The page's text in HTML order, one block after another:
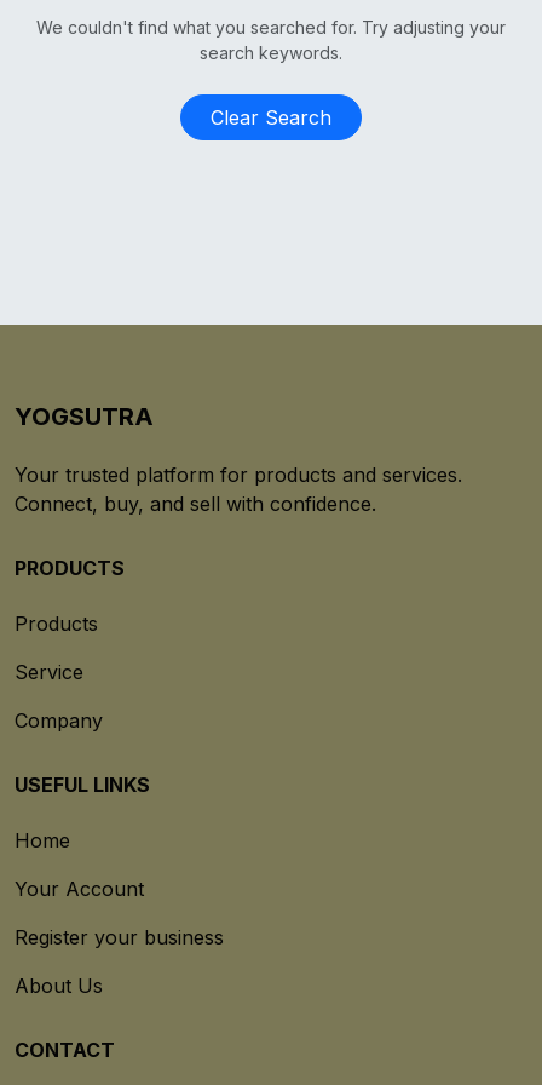
We couldn't find what you searched for. Try adjusting your
search keywords.
Clear Search
YOGSUTRA
Your trusted platform for products and services.
Connect, buy, and sell with confidence.
PRODUCTS
Products
Service
Company
USEFUL LINKS
Home
Your Account
Register your business
About Us
CONTACT